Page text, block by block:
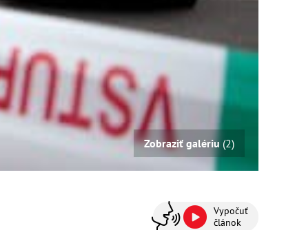
Zobraziť galériu (2)
Vypočuť
článok